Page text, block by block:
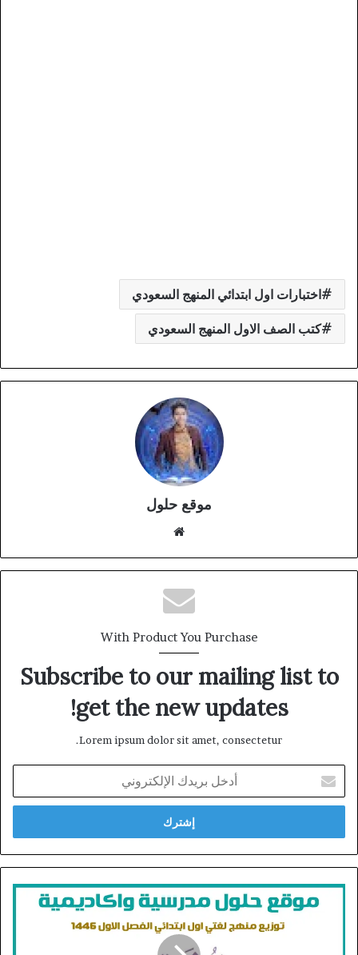
اختبارات اول ابتدائي المنهج السعودي
كتب الصف الاول المنهج السعودي
موقع حلول
With Product You Purchase
Subscribe to our mailing list to
get the new updates!
Lorem ipsum dolor sit amet, consectetur.
بريدك
الإلكتروني